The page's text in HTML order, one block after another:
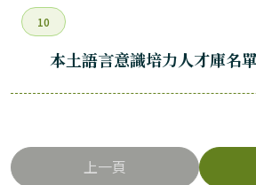
10
本土語言意識培力人才庫名
上一頁